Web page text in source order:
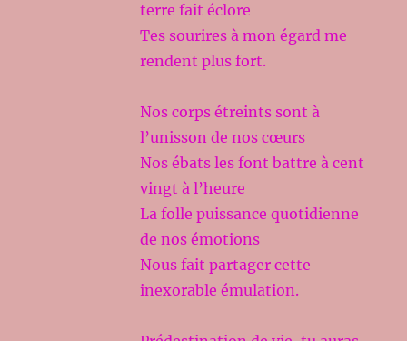
terre fait éclore
Tes sourires à mon égard me
rendent plus fort.
Nos corps étreints sont à
l’unisson de nos cœurs
Nos ébats les font battre à cent
vingt à l’heure
La folle puissance quotidienne
de nos émotions
Nous fait partager cette
inexorable émulation.